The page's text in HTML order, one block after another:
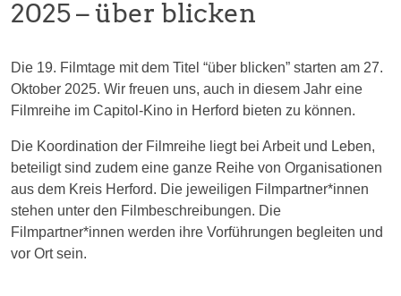
2025 – über blicken
Die 19. Filmtage mit dem Titel “über blicken” starten am 27.
Oktober 2025. Wir freuen uns, auch in diesem Jahr eine
Filmreihe im Capitol-Kino in Herford bieten zu können.
Die Koordination der Filmreihe liegt bei Arbeit und Leben,
beteiligt sind zudem eine ganze Reihe von Organisationen
aus dem Kreis Herford. Die jeweiligen Filmpartner*innen
stehen unter den Filmbeschreibungen. Die
Filmpartner*innen werden ihre Vorführungen begleiten und
vor Ort sein.